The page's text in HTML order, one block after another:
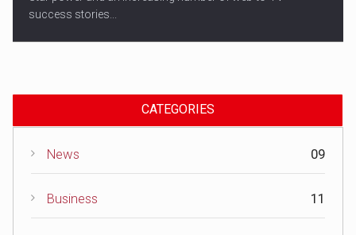
success stories...
CATEGORIES
News 09
Business 11